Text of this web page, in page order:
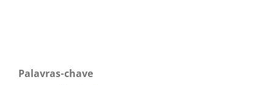
Palavras-chave